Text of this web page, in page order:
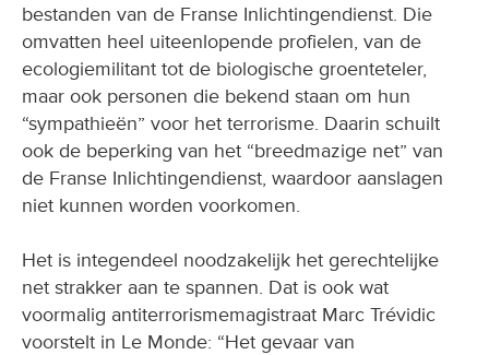
bestanden van de Franse Inlichtingendienst. Die
omvatten heel uiteenlopende profielen, van de
ecologiemilitant tot de biologische groenteteler,
maar ook personen die bekend staan om hun
“sympathieën” voor het terrorisme. Daarin schuilt
ook de beperking van het “breedmazige net” van
de Franse Inlichtingendienst, waardoor aanslagen
niet kunnen worden voorkomen.
Het is integendeel noodzakelijk het gerechtelijke
net strakker aan te spannen. Dat is ook wat
voormalig antiterrorismemagistraat Marc Trévidic
voorstelt in Le Monde: “Het gevaar van